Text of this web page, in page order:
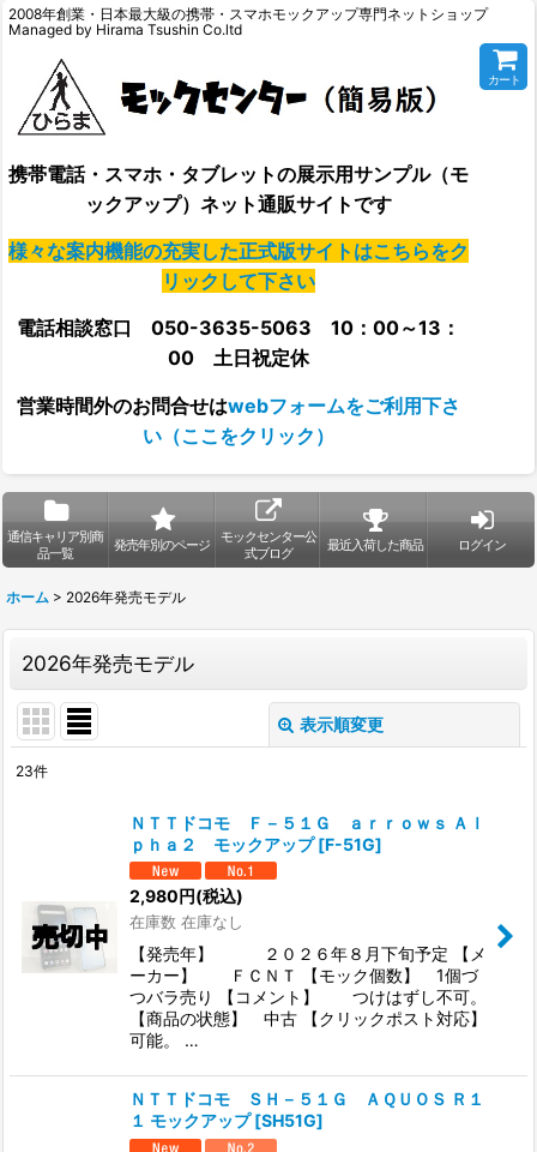
2008年創業・日本最大級の携帯・スマホモックアップ専門ネットショップ
Managed by Hirama Tsushin Co.ltd
携帯電話・スマホ・タブレットの展示用サンプル（モ
ックアップ）ネット通販サイトです
様々な案内機能の充実した正式版サイトはこちらをク
リックして下さい
電話相談窓口 050-3635-5063 10：00～13：
00 土日祝定休
営業時間外のお問合せはwebフォームをご利用下さ
い（ここをクリック）
カート
通信キャリア別商
品一覧
発売年別のページ
モックセンター公
式ブログ
最近入荷した商品 ログイン
ホーム > 2026年発売モデル
2026年発売モデル
表示順変更
絞り込む
23件
ＮＴＴドコモ Ｆ－５１Ｇ ａｒｒｏｗｓ Ａｌ
ｐｈａ２ モックアップ [F-51G]
2,980円(税込)
在庫数 在庫なし
【発売年】 ２０２６年８月下旬予定 【メ
ーカー】 ＦＣＮＴ 【モック個数】 1個づ
つバラ売り 【コメント】 つけはずし不可。
【商品の状態】 中古 【クリックポスト対応】
可能。 …
ＮＴＴドコモ ＳＨ－５１Ｇ ＡＱＵＯＳ Ｒ１
１ モックアップ [SH51G]